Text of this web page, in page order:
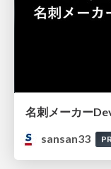
名刺メーカー
sansan33